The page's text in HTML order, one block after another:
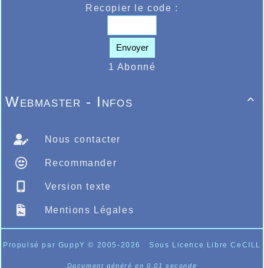
Recopier le code :
Envoyer
1 Abonné

Webmaster - Infos
Nous contacter
Recommander
Version texte
Mentions Légales
Propulsé par GuppY© 2005-2026 Sous Licence Libre CeCILL
Document généré en 0.01 seconde